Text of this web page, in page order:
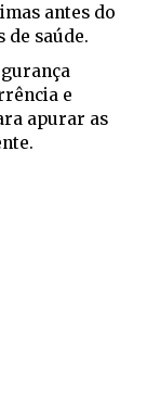
antes do
de saúde.
e
apurar as